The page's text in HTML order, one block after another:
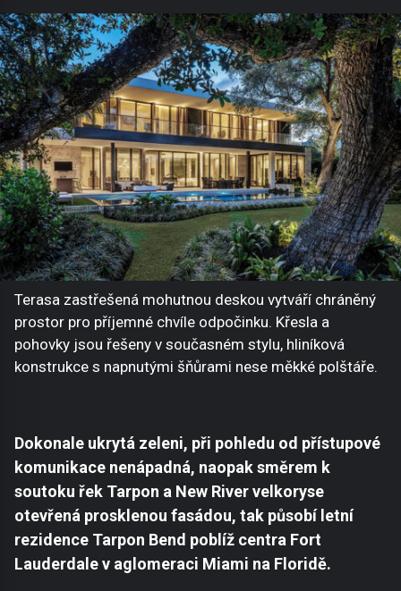
Terasa zastřešená mohutnou deskou vytváří chráněný
prostor pro příjemné chvíle odpočinku. Křesla a
pohovky jsou řešeny v současném stylu, hliníková
konstrukce s napnutými šňůrami nese měkké polštáře.
Dokonale ukrytá zeleni, při pohledu od přístupové
komunikace nenápadná, naopak směrem k
soutoku řek Tarpon a New River velkoryse
otevřená prosklenou fasádou, tak působí letní
rezidence Tarpon Bend poblíž centra Fort
Lauderdale v aglomeraci Miami na Floridě.